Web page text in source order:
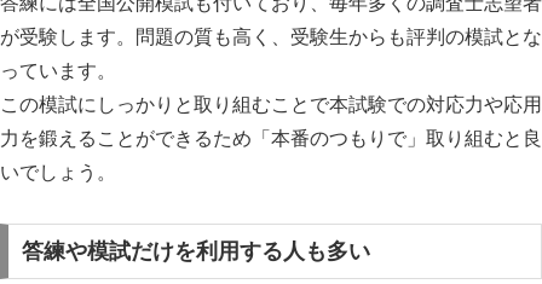
が受験します。問題の質も高く、受験生からも評判の模試とな
っています。
この模試にしっかりと取り組むことで本試験での対応力や応用
力を鍛えることができるため「本番のつもりで」取り組むと良
いでしょう。
答練や模試だけを利用する人も多い